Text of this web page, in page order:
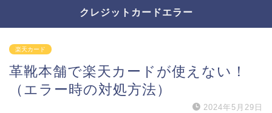
クレジットカードエラー
楽天カード
革靴本舗で楽天カードが使えない！
（エラー時の対処方法）
2024年5月29日